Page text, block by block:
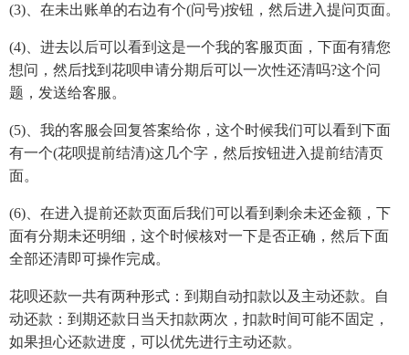
(3)、在未出账单的右边有个(问号)按钮，然后进入提问页面。
(4)、进去以后可以看到这是一个我的客服页面，下面有猜您
想问，然后找到花呗申请分期后可以一次性还清吗?这个问
题，发送给客服。
(5)、我的客服会回复答案给你，这个时候我们可以看到下面
有一个(花呗提前结清)这几个字，然后按钮进入提前结清页
面。
(6)、在进入提前还款页面后我们可以看到剩余未还金额，下
面有分期未还明细，这个时候核对一下是否正确，然后下面
全部还清即可操作完成。
花呗还款一共有两种形式：到期自动扣款以及主动还款。自
动还款：到期还款日当天扣款两次，扣款时间可能不固定，
如果担心还款进度，可以优先进行主动还款。